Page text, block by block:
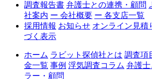
調査報告書 弁護士との連携・顧問
社案内 ー 会社概要 ー 各支店一覧
採用情報 お知らせ オンライン見積
づく表示
ホーム ラビット探偵社とは 調査項
金一覧 事例 浮気調査コラム 弁護
ラー・顧問